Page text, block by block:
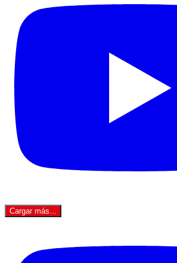
Cargar más...